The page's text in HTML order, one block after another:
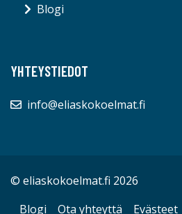
Blogi
YHTEYSTIEDOT
info@eliaskokoelmat.fi
© eliaskokoelmat.fi 2026
Blogi
Ota yhteyttä Evästeet